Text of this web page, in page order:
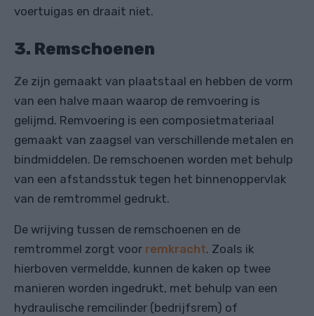
voertuigas en draait niet.
3. Remschoenen
Ze zijn gemaakt van plaatstaal en hebben de vorm
van een halve maan waarop de remvoering is
gelijmd. Remvoering is een composietmateriaal
gemaakt van zaagsel van verschillende metalen en
bindmiddelen. De remschoenen worden met behulp
van een afstandsstuk tegen het binnenoppervlak
van de remtrommel gedrukt.
De wrijving tussen de remschoenen en de
remtrommel zorgt voor remkracht. Zoals ik
hierboven vermeldde, kunnen de kaken op twee
manieren worden ingedrukt, met behulp van een
hydraulische remcilinder (bedrijfsrem) of